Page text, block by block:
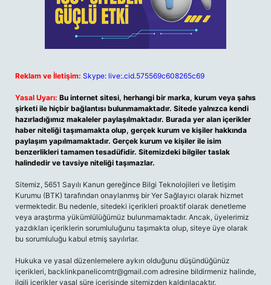
Reklam ve İletişim: Skype: live:.cid.575569c608265c69
Yasal Uyarı: Bu internet sitesi, herhangi bir marka, kurum veya şahıs
şirketi ile hiçbir bağlantısı bulunmamaktadır. Sitede yalnızca kendi
hazırladığımız makaleler paylaşılmaktadır. Burada yer alan içerikler
haber niteliği taşımamakta olup, gerçek kurum ve kişiler hakkında
paylaşım yapılmamaktadır. Gerçek kurum ve kişiler ile isim
benzerlikleri tamamen tesadüfidir. Sitemizdeki bilgiler taslak
halindedir ve tavsiye niteliği taşımazlar.
Sitemiz, 5651 Sayılı Kanun gereğince Bilgi Teknolojileri ve İletişim
Kurumu (BTK) tarafından onaylanmış bir Yer Sağlayıcı olarak hizmet
vermektedir. Bu nedenle, sitedeki içerikleri proaktif olarak denetleme
veya araştırma yükümlülüğümüz bulunmamaktadır. Ancak, üyelerimiz
yazdıkları içeriklerin sorumluluğunu taşımakta olup, siteye üye olarak
bu sorumluluğu kabul etmiş sayılırlar.
Hukuka ve yasal düzenlemelere aykırı olduğunu düşündüğünüz
içerikleri, backlinkpanelicomtr@gmail.com adresine bildirmeniz halinde,
ilgili içerikler yasal süre içerisinde sitemizden kaldırılacaktır.